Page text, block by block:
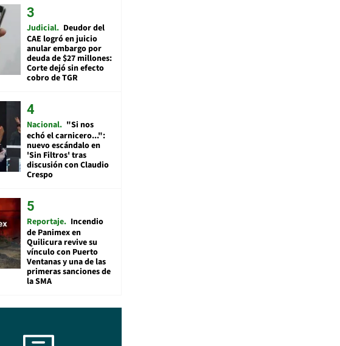
Judicial Deudor del
CAE logró en juicio
anular embargo por
deuda de $27 millones:
Corte dejó sin efecto
cobro de TGR
Nacional "Si nos
echó el carnicero...":
nuevo escándalo en
'Sin Filtros' tras
discusión con Claudio
Crespo
Reportaje Incendio
de Panimex en
Quilicura revive su
vínculo con Puerto
Ventanas y una de las
primeras sanciones de
la SMA